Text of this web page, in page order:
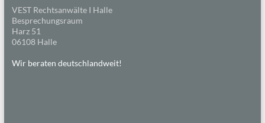
VEST Rechtsanwälte I Halle
Besprechungsraum
Harz 51
06108 Halle
Wir beraten deutschlandweit!